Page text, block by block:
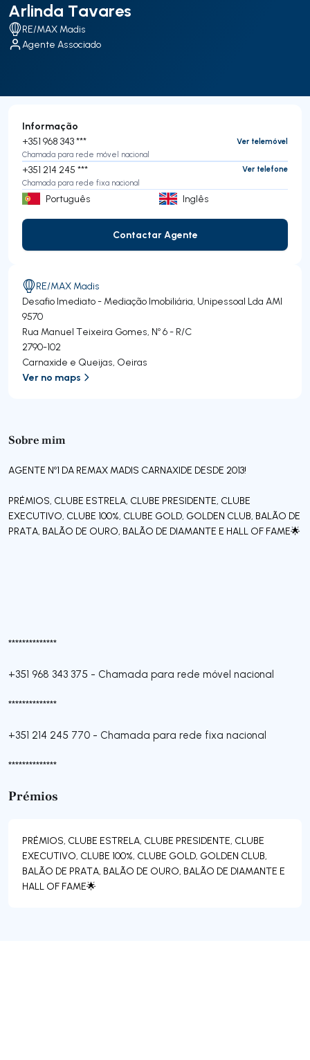
Arlinda Tavares
RE/MAX Madis
Agente Associado
Sobre mim
AGENTE Nº1 DA REMAX MADIS CARNAXIDE DESDE 2013!
PRÉMIOS, CLUBE ESTRELA, CLUBE PRESIDENTE, CLUBE
EXECUTIVO, CLUBE 100%, CLUBE GOLD, GOLDEN CLUB, BALÃO DE
PRATA, BALÃO DE OURO, BALÃO DE DIAMANTE E HALL OF FAME🌟
**************
+351 968 343 375 - Chamada para rede móvel nacional
**************
+351 214 245 770 - Chamada para rede fixa nacional
**************
Prémios
PRÉMIOS, CLUBE ESTRELA, CLUBE PRESIDENTE, CLUBE
EXECUTIVO, CLUBE 100%, CLUBE GOLD, GOLDEN CLUB,
BALÃO DE PRATA, BALÃO DE OURO, BALÃO DE DIAMANTE E
HALL OF FAME🌟
Informação
+351 968 343 ***
Ver telemóvel
Chamada para rede móvel nacional
+351 214 245 ***
Ver telefone
Chamada para rede fixa nacional
Português Inglês
Contactar Agente
Contactar Agente
RE/MAX Madis
Desafio Imediato - Mediação Imobiliária, Unipessoal Lda AMI
9570
Rua Manuel Teixeira Gomes, Nº 6 - R/C
2790-102
Carnaxide e Queijas, Oeiras
Ver no maps